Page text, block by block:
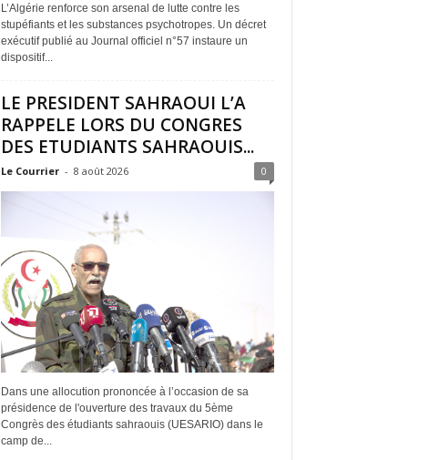
L’Algérie renforce son arsenal de lutte contre les
stupéfiants et les substances psychotropes. Un décret
exécutif publié au Journal officiel n°57 instaure un
dispositif...
LE PRESIDENT SAHRAOUI L’A
RAPPELE LORS DU CONGRES
DES ETUDIANTS SAHRAOUIS...
Le Courrier - 8 août 2026 0
Dans une allocution prononcée à l’occasion de sa
présidence de l'ouverture des travaux du 5ème
Congrès des étudiants sahraouis (UESARIO) dans le
camp de...